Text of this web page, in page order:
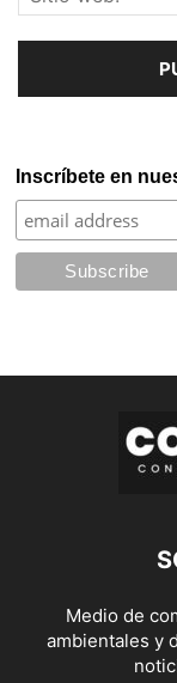
Inscríbete en
Medio de
ambientales y